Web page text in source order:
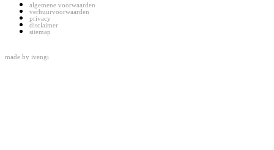
algemene voorwaarden
verhuurvoorwaarden
privacy
disclaimer
sitemap
made by ivengi